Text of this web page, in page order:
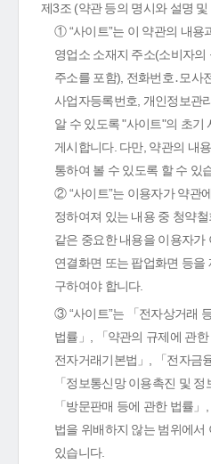
제3조 (약관 등의 명시와 설명 및
① “사이트”는 이 약관의 내용
영업소 소재지 주소(소비자
주소를 포함), 전화번호․모사
사업자등록번호, 개인정보관
알 수 있도록 "사이트"의 초기
게시합니다. 다만, 약관의 내
통하여 볼 수 있도록 할 수 있
② “사이트”는 이용자가 약관
정하여져 있는 내용 중 청약
같은 중요한 내용을 이용자가
연결화면 또는 팝업화면 등을
구하여야 합니다.
③ “사이트”는 「전자상거래
법률」, 「약관의 규제에 관
전자거래기본법」, 「전자금
「정보통신망 이용촉진 및 정
「방문판매 등에 관한 법률
법을 위배하지 않는 범위에서
있습니다.